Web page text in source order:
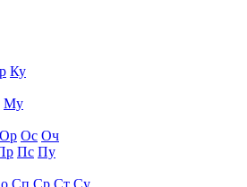
Ку
Му
Ор Ос Оч
Пс Пу
Сп Ср Ст Су